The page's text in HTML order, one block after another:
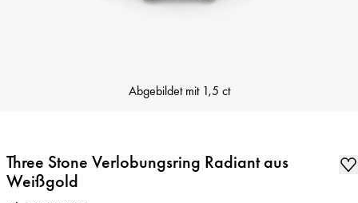
Abgebildet mit 1,5 ct
Three Stone Verlobungsring Radiant aus
Weißgold